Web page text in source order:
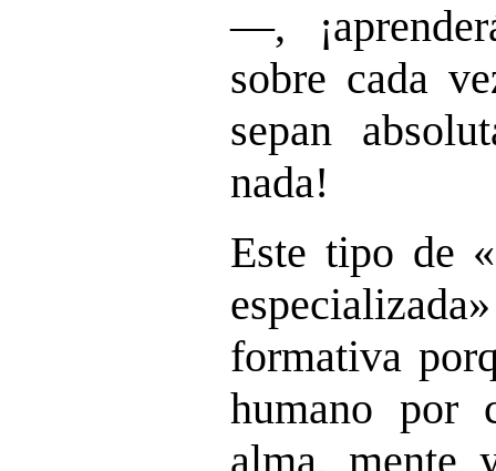
—,
sobre cada
sepan
nada!
Este tipo de
formativa
humano por
alma, mente